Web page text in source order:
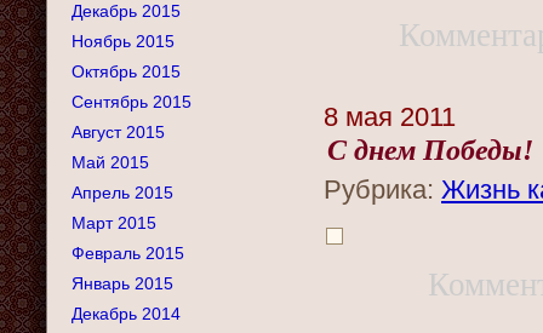
Декабрь 2015
Ноябрь 2015
Октябрь 2015
Сентябрь 2015
Август 2015
Май 2015
Апрель 2015
Март 2015
Февраль 2015
Январь 2015
Декабрь 2014
8 мая 2011
С днем Победы!
Рубрика: Жизнь